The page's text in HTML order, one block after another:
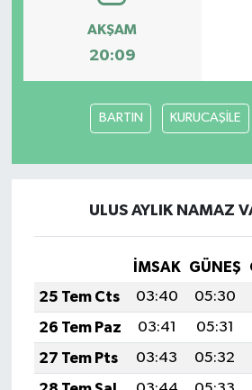
AKŞAM
20:09
BARTIN KURUCAŞİLE
ULUS AYLIK NAMAZ
İMSAK GÜNEŞ
25 Tem Cts
03:40 05:30
26 Tem Paz
03:41 05:31
27 Tem Pts
03:43 05:32